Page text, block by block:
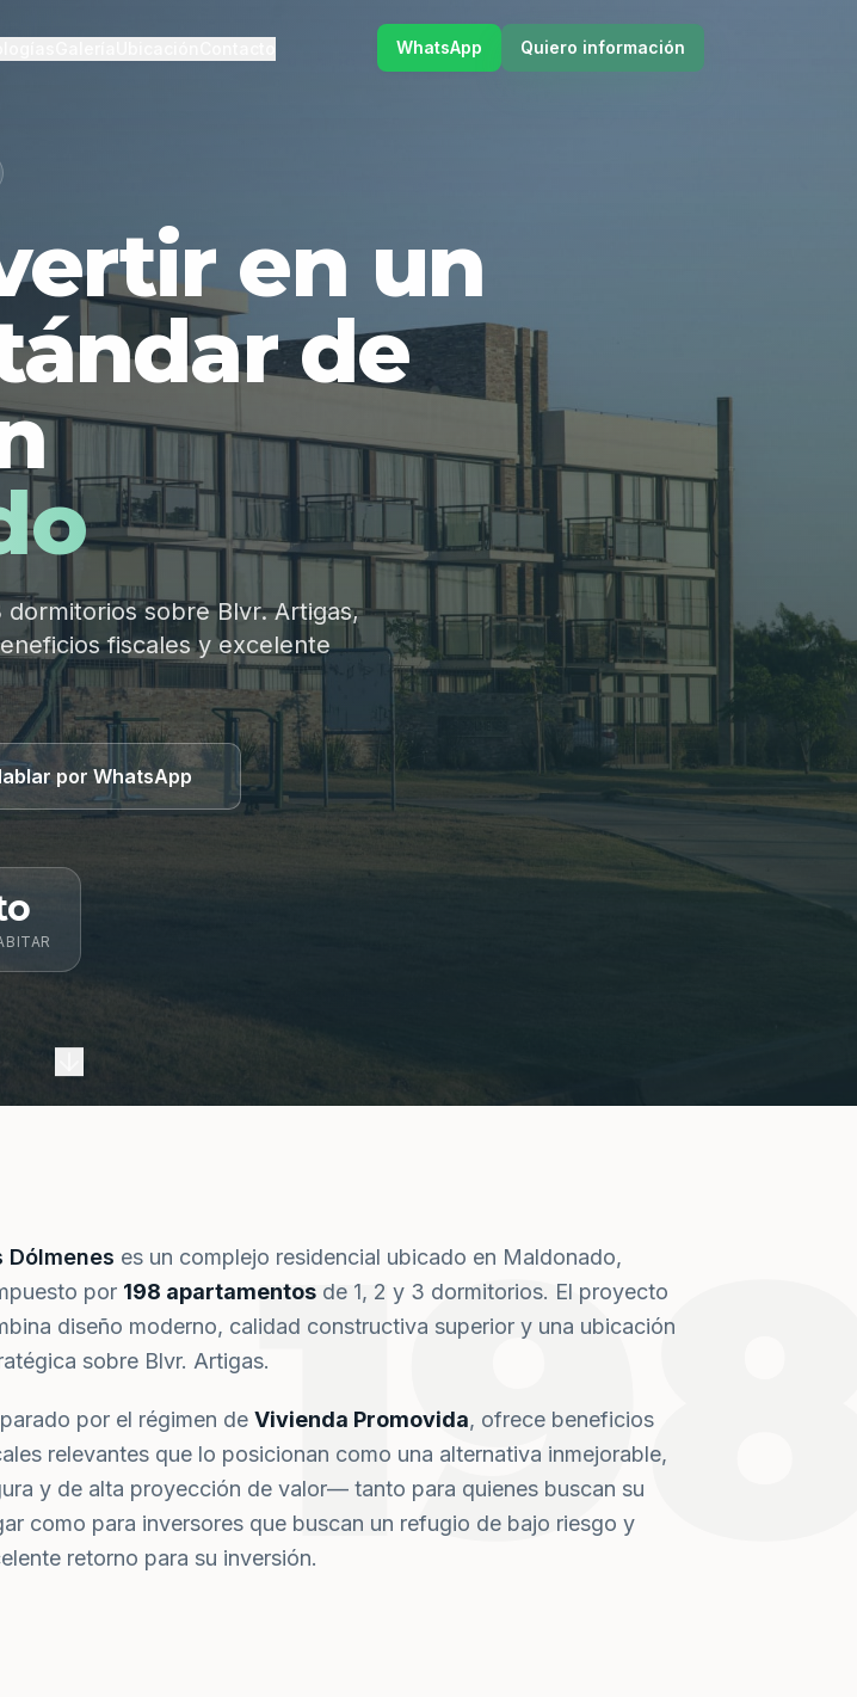
WhatsApp Quiero información
en un
de
sobre Blvr. Artigas,
fiscales y excelente
por WhatsApp
Dólmenes es un complejo residencial ubicado en Maldonado,
por 198 apartamentos de 1, 2 y 3 dormitorios. El proyecto
diseño moderno, calidad constructiva superior y una ubicación
sobre Blvr. Artigas.
por el régimen de Vivienda Promovida, ofrece beneficios
relevantes que lo posicionan como una alternativa inmejorable,
y de alta proyección de valor— tanto para quienes buscan su
como para inversores que buscan un refugio de bajo riesgo y
retorno para su inversión.